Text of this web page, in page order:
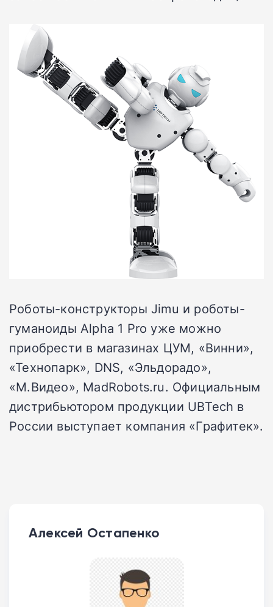
Роботы-конструкторы Jimu и роботы-
гуманоиды Alpha 1 Pro уже можно
приобрести в магазинах ЦУМ, «Винни»,
«Технопарк», DNS, «Эльдорадо»,
«М.Видео», MadRobots.ru. Официальным
дистрибьютором продукции UBTech в
России выступает компания «Графитек».
Алексей Остапенко